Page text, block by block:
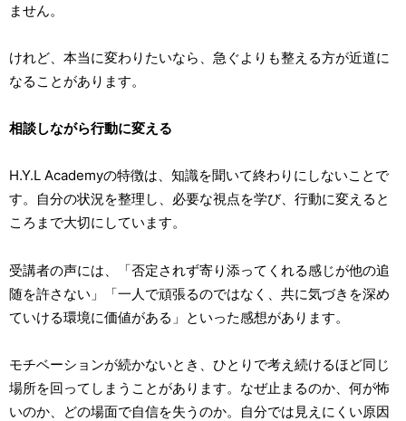
ません。
けれど、本当に変わりたいなら、急ぐよりも整える方が近道に
なることがあります。
相談しながら行動に変える
H.Y.L Academyの特徴は、知識を聞いて終わりにしないことで
す。自分の状況を整理し、必要な視点を学び、行動に変えると
ころまで大切にしています。
受講者の声には、「否定されず寄り添ってくれる感じが他の追
随を許さない」「一人で頑張るのではなく、共に気づきを深め
ていける環境に価値がある」といった感想があります。
モチベーションが続かないとき、ひとりで考え続けるほど同じ
場所を回ってしまうことがあります。なぜ止まるのか、何が怖
いのか、どの場面で自信を失うのか。自分では見えにくい原因